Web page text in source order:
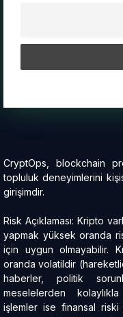
CryptOps, blockchain
topluluk deneyimlerini
girişimdir.
Risk Açıklaması: Kripto
yapmak yüksek oranda
için uygun olmayabilir.
oranda volatildir
haberler, politik
meselelerden
işlemler ise finansal riski